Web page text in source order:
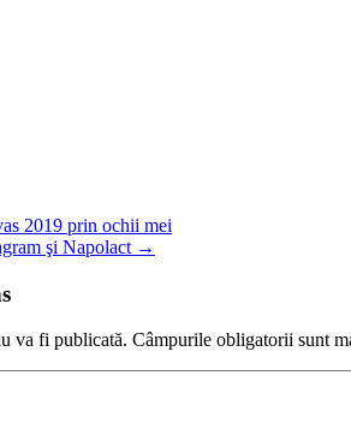
2019 prin ochii mei
şi Napolact →
va fi publicată. Câmpurile obligatorii sunt